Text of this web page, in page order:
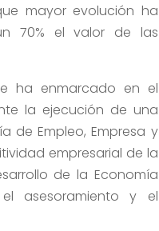
mayor evolución ha
70% el valor de las
ha enmarcado en el
la ejecución de una
de Empleo, Empresa y
empresarial de la
de la Economía
asesoramiento y el